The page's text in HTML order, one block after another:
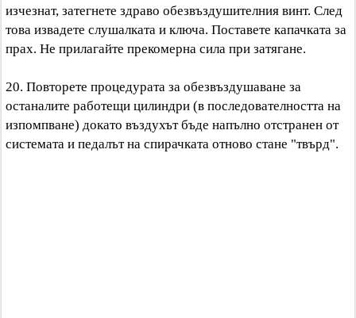
изчезнат, затегнете здраво обезвъздушителния винт. След
това извадете слушалката и ключа. Поставете капачката за
прах. Не прилагайте прекомерна сила при затягане.
20. Повторете процедурата за обезвъздушаване за
останалите работещи цилиндри (в последователността на
изпомпване) докато въздухът бъде напълно отстранен от
системата и педалът на спирачката отново стане "твърд".